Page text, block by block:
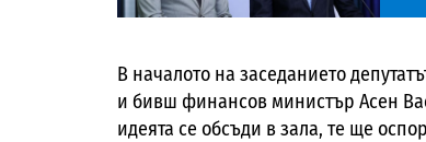
В началото на заседанието
и бивш финансов министър Асен
идеята се обсъди в зала, те ще